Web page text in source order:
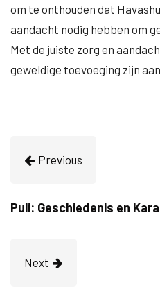
om te onthouden dat
aandacht nodig hebben om
Met de juiste zorg en
geweldige toevoeging zijn
Previous
Puli: Geschiedenis en
Next